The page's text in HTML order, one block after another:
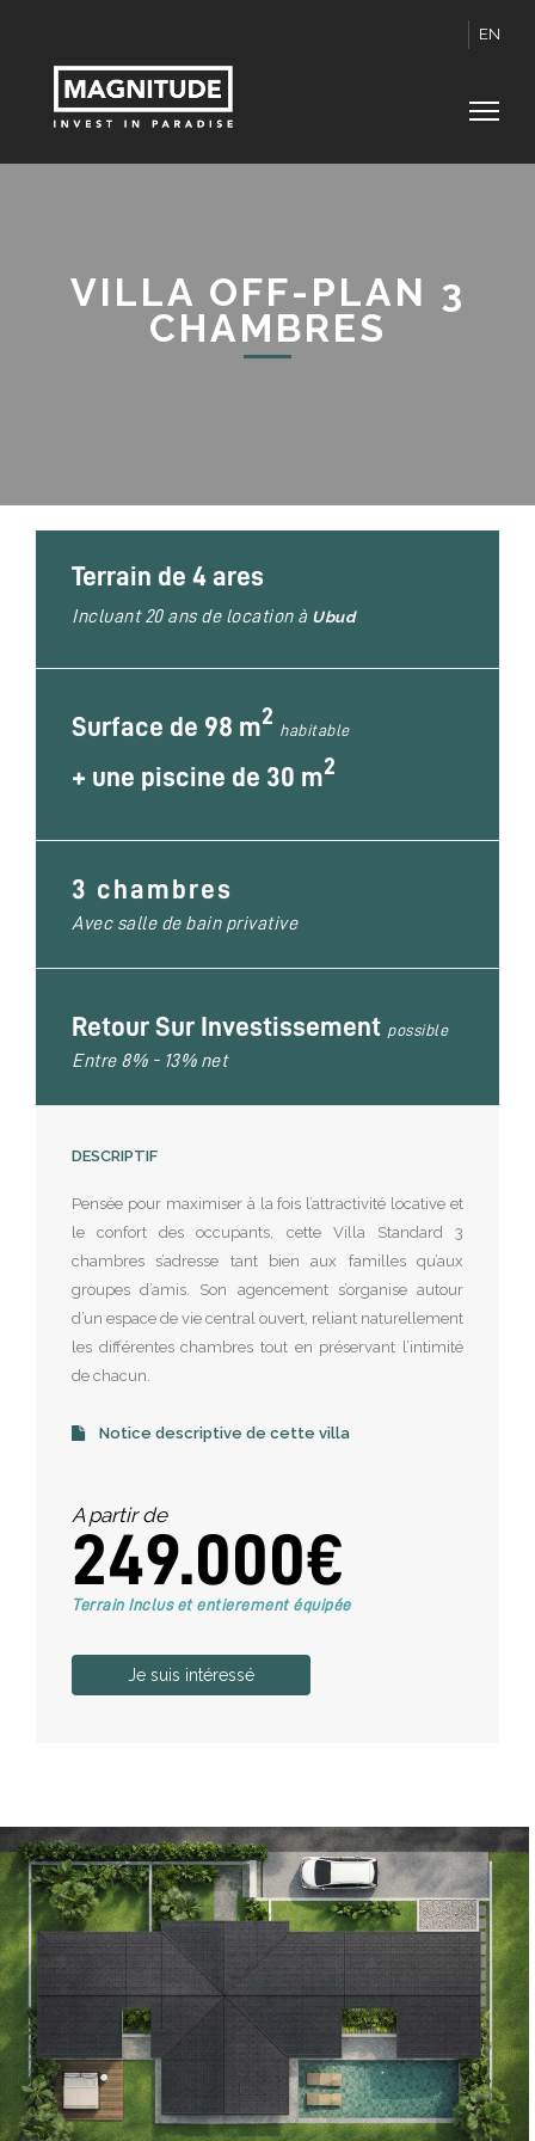
EN
VILLA OFF-PLAN 3
CHAMBRES
DESCRIPTIF
Pensée pour maximiser à la fois l’attractivité locative et
le confort des occupants, cette Villa Standard 3
chambres s’adresse tant bien aux familles qu’aux
groupes d’amis. Son agencement s’organise autour
d’un espace de vie central ouvert, reliant naturellement
les différentes chambres tout en préservant l’intimité
de chacun.
Notice descriptive de cette villa
A partir de
249.000€
Terrain Inclus et entierement équipée
Je suis intéressé
Terrain de 4 ares
Incluant 20 ans de location à Ubud
Surface de 98 m2
habitable
+ une piscine de 30 m2
3 chambres
Avec salle de bain privative
Retour Sur Investissement possible
Entre 8% - 13% net